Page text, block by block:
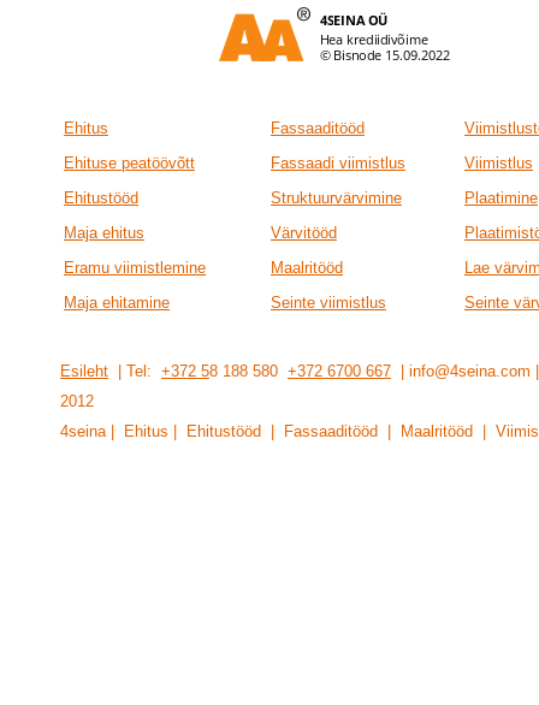
Ehitus Fassaaditööd
Ehituse peatöövõtt
Fassaadi viimistlus
Viimistlus
Ehitustööd
Struktuurvärvimine
Plaatimine
Maja ehitus
Värvitööd
Eramu viimistlemine
Maalritööd
Lae
Maja ehitamine
Seinte viimistlus Seinte
Esileht | Tel: +372 58 188 580 +372 6700 667 |
201 2
4seina | Ehitus | Ehitustööd | Fassaaditööd | Maalritööd |